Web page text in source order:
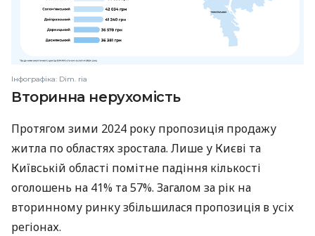
Інфографіка: Dim. ria
Вторинна нерухомість
Протягом зими 2024 року пропозиція продажу
житла по областях зростала. Лише у Києві та
Київській області помітне падіння кількості
оголошень на 41% та 57%. Загалом за рік на
вторинному ринку збільшилася пропозиція в усіх
регіонах.